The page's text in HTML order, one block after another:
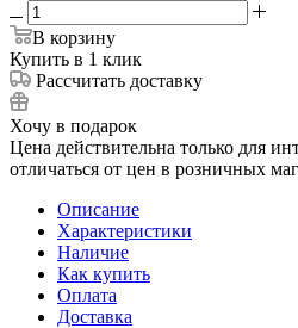
В корзину
Купить в 1 клик
Рассчитать доставку
Хочу в подарок
Цена действительна только для
отличаться от цен в розничных
Описание
Характеристики
Наличие
Как купить
Оплата
Доставка